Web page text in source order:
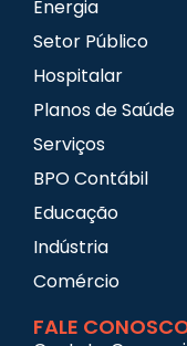
Energia
Setor Público
Hospitalar
Planos de Saúde
Serviços
BPO Contábil
Educação
Indústria
Comércio
FALE